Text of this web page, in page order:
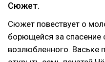
Сюжет.
Сюжет повествует о
борющейся за спасение
возлюбленного. Ваське